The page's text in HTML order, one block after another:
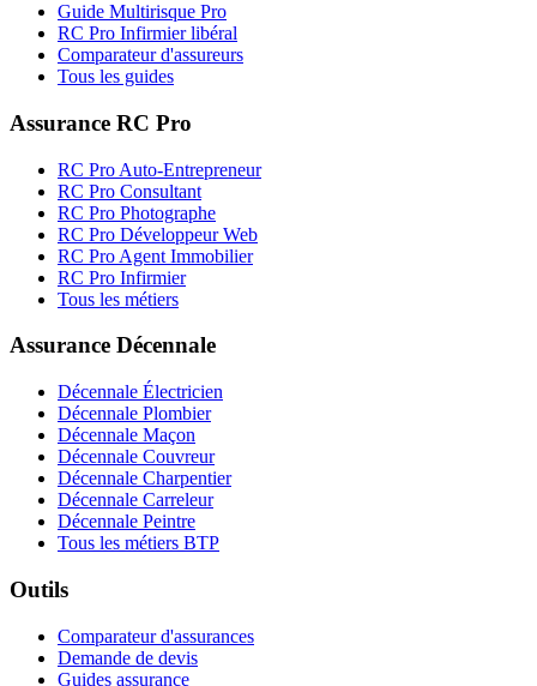
Guide Multirisque Pro
RC Pro Infirmier libéral
Comparateur d'assureurs
Tous les guides
Assurance RC Pro
RC Pro Auto-Entrepreneur
RC Pro Consultant
RC Pro Photographe
RC Pro Développeur Web
RC Pro Agent Immobilier
RC Pro Infirmier
Tous les métiers
Assurance Décennale
Décennale Électricien
Décennale Plombier
Décennale Maçon
Décennale Couvreur
Décennale Charpentier
Décennale Carreleur
Décennale Peintre
Tous les métiers BTP
Outils
Comparateur d'assurances
Demande de devis
Guides assurance